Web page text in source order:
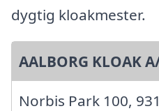
dygtig kloakmester.
AALBORG KLOAK
Norbis Park 100,